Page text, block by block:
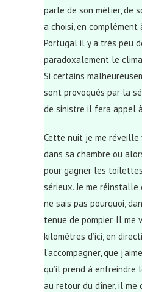
parle de son métier, de
a choisi, en
Portugal il y a très peu
paradoxalement le
Si certains
sont provoqués par la
de sinistre il fera appel
Cette nuit je me réveille
dans sa chambre ou
pour gagner les
sérieux. Je me
ne sais pas pourquoi,
tenue de pompier. Il me
kilomètres d’ici, en
l’accompagner, que
qu’il prend à
au retour du dîner, il me